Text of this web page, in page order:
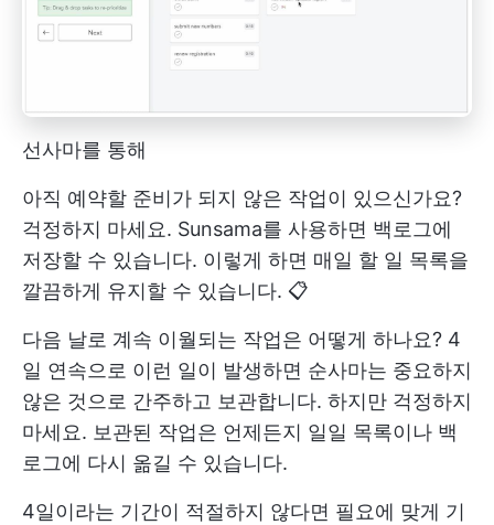
선사마를 통해
아직 예약할 준비가 되지 않은 작업이 있으신가요?
걱정하지 마세요. Sunsama를 사용하면 백로그에
저장할 수 있습니다. 이렇게 하면 매일 할 일 목록을
깔끔하게 유지할 수 있습니다. 📋
다음 날로 계속 이월되는 작업은 어떻게 하나요? 4
일 연속으로 이런 일이 발생하면 순사마는 중요하지
않은 것으로 간주하고 보관합니다. 하지만 걱정하지
마세요. 보관된 작업은 언제든지 일일 목록이나 백
로그에 다시 옮길 수 있습니다.
4일이라는 기간이 적절하지 않다면 필요에 맞게 기